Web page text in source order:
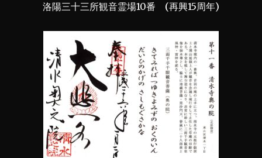
洛陽三十三所観音霊場10番 (再興15周年)